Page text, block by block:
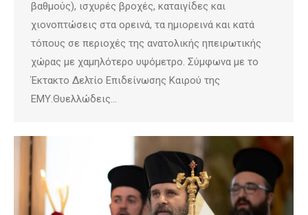
βαθμούς), ισχυρές βροχές, καταιγίδες και
χιονοπτώσεις στα ορεινά, τα ημιορεινά και κατά
τόπους σε περιοχές της ανατολικής ηπειρωτικής
χώρας με χαμηλότερο υψόμετρο. Σύμφωνα με το
Έκτακτο Δελτίο Επιδείνωσης Καιρού της
ΕΜΥ.Θυελλώδεις…